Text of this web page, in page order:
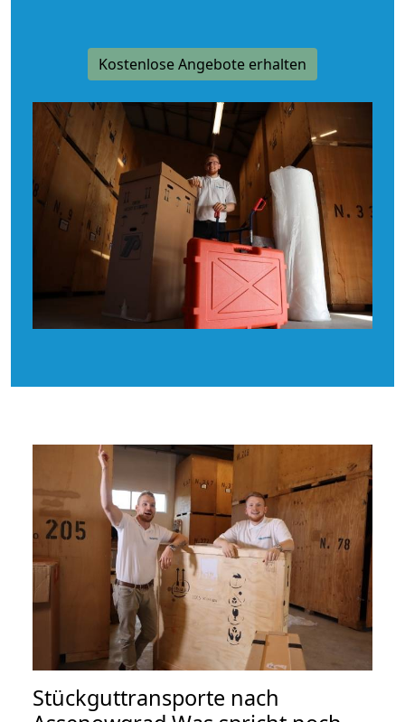
Kostenlose Angebote erhalten
Stückguttransporte nach